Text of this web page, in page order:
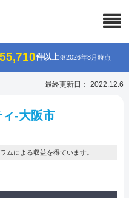
55,710件以上※2026年8月時点
最終更新日： 2022.12.6
-大阪市
ムによる収益を得ています。